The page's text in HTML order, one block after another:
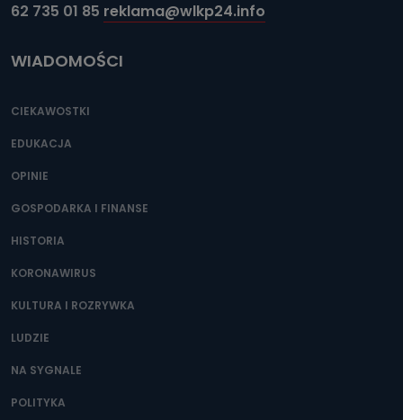
62 735 01 85 reklama@wlkp24.info
WIADOMOŚCI
CIEKAWOSTKI
EDUKACJA
OPINIE
GOSPODARKA I FINANSE
HISTORIA
KORONAWIRUS
KULTURA I ROZRYWKA
LUDZIE
NA SYGNALE
POLITYKA